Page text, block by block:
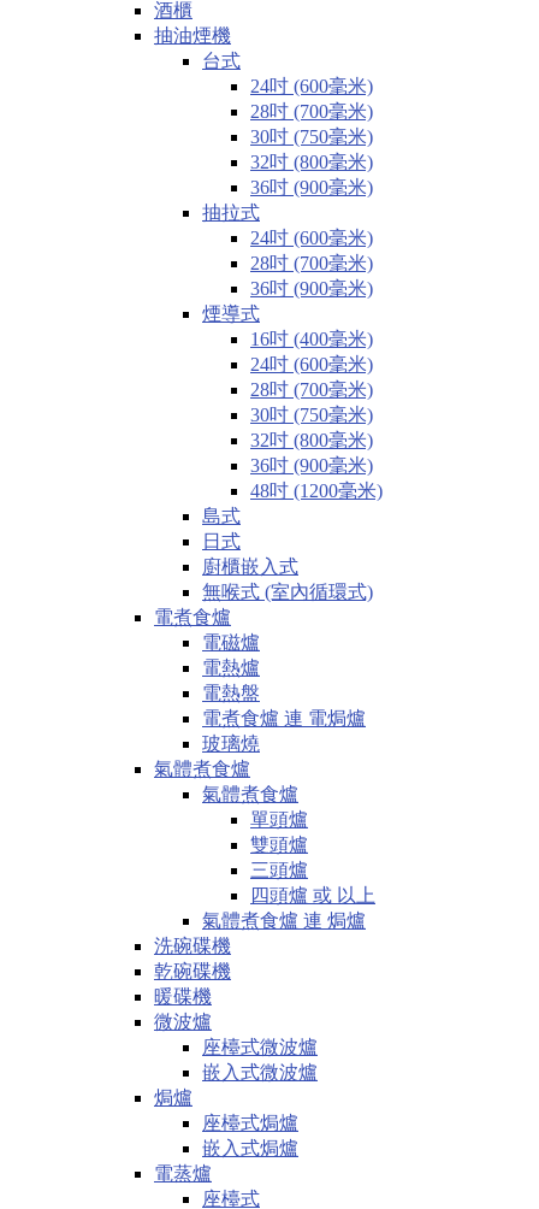
酒櫃
抽油煙機
台式
24吋 (600毫米)
28吋 (700毫米)
30吋 (750毫米)
32吋 (800毫米)
36吋 (900毫米)
抽拉式
24吋 (600毫米)
28吋 (700毫米)
36吋 (900毫米)
煙導式
16吋 (400毫米)
24吋 (600毫米)
28吋 (700毫米)
30吋 (750毫米)
32吋 (800毫米)
36吋 (900毫米)
48吋 (1200毫米)
島式
日式
廚櫃嵌入式
無喉式 (室內循環式)
電煮食爐
電磁爐
電熱爐
電熱盤
電煮食爐 連 電焗爐
玻璃燒
氣體煮食爐
氣體煮食爐
單頭爐
雙頭爐
三頭爐
四頭爐 或 以上
氣體煮食爐 連 焗爐
洗碗碟機
乾碗碟機
暖碟機
微波爐
座檯式微波爐
嵌入式微波爐
焗爐
座檯式焗爐
嵌入式焗爐
電蒸爐
座檯式